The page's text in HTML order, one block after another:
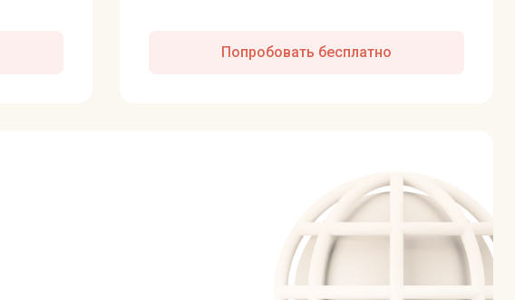
Попробовать бесплатно